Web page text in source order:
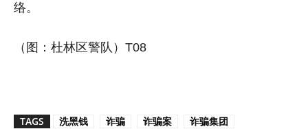
络。
（图：杜林区警队）T08
TAGS 洗黑钱 诈骗 诈骗案 诈骗集团